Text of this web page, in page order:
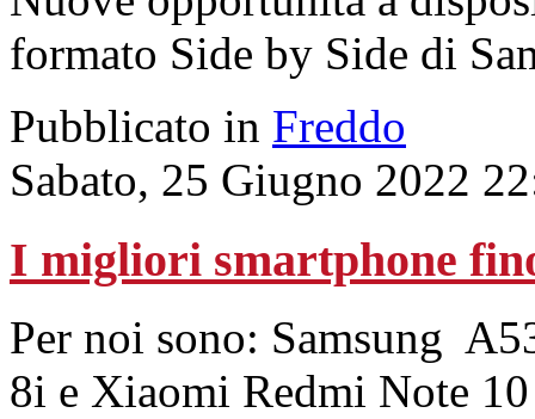
formato Side by Side di
Pubblicato in Freddo
Sabato, 25 Giugno 2022
I migliori smartphone
Per noi sono: Samsung
8i e Xiaomi Redmi Note